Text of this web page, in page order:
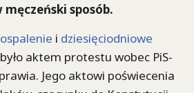
sposób.
i dziesięciodniowe
było aktem protestu wobec PiS-
Jego aktowi poświecenia